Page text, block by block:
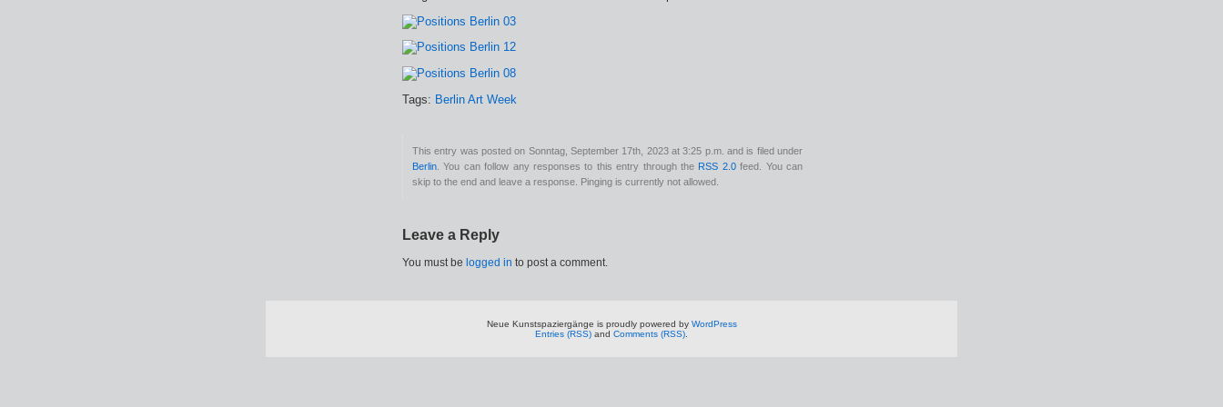
Tags: Berlin Art Week
This entry was posted on Sonntag, September 17th, 2023 at 3:25 p.m. and is filed under
Berlin . You can follow any responses to this entry through the RSS 2.0feed. You can
skip to the end and leave a response. Pinging is currently not allowed.
Leave a Reply
You must be logged in to post a comment.
Neue Kunstspaziergänge is proudly powered by WordPress
Entries (RSS) and Comments (RSS)